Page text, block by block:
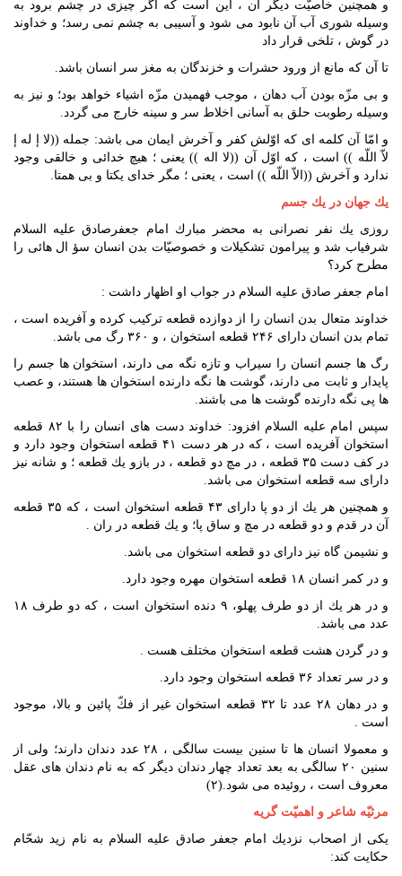
و همچنين خاصيّت ديگر آن ، اين است كه اگر چيزى در چشم برود به
وسيله شورى آب آن نابود مى شود و آسيبى به چشم نمى رسد؛ و خداوند
در گوش ، تلخى قرار داد
تا آن كه مانع از ورود حشرات و خزندگان به مغز سر انسان باشد.
و بى مزّه بودن آب دهان ، موجب فهميدن مزّه اشياء خواهد بود؛ و نيز به
وسيله رطوبت حلق به آسانى اخلاط سر و سينه خارج مى گردد.
و امّا آن كلمه اى كه اوّلش كفر و آخرش ايمان مى باشد: جمله ((لا إ له إ
لاّ اللّه )) است ، كه اوّل آن ((لا اله )) يعنى ؛ هيچ خدائى و خالقى وجود
ندارد و آخرش ((الاّ اللّه )) است ، يعنى ؛ مگر خداى يكتا و بى همتا.
يك جهان در يك جسم
روزى يك نفر نصرانى به محضر مبارك امام جعفرصادق عليه السلام
شرفياب شد و پيرامون تشكيلات و خصوصيّات بدن انسان سؤ ال هائى را
مطرح كرد؟
امام جعفر صادق عليه السلام در جواب او اظهار داشت :
خداوند متعال بدن انسان را از دوازده قطعه تركيب كرده و آفريده است ،
تمام بدن انسان داراى ۲۴۶ قطعه استخوان ، و ۳۶۰ رگ مى باشد.
رگ ها جسم انسان را سيراب و تازه نگه مى دارند، استخوان ها جسم را
پايدار و ثابت مى دارند، گوشت ها نگه دارنده استخوان ها هستند، و عصب
ها پى نگه دارنده گوشت ها مى باشند.
سپس امام عليه السلام افزود: خداوند دست هاى انسان را با ۸۲ قطعه
استخوان آفريده است ، كه در هر دست ۴۱ قطعه استخوان وجود دارد و
در كف دست ۳۵ قطعه ، در مچ دو قطعه ، در بازو يك قطعه ؛ و شانه نيز
داراى سه قطعه استخوان مى باشد.
و همچنين هر يك از دو پا داراى ۴۳ قطعه استخوان است ، كه ۳۵ قطعه
آن در قدم و دو قطعه در مچ و ساق پا؛ و يك قطعه در ران .
و نشيمن گاه نيز داراى دو قطعه استخوان مى باشد.
و در كمر انسان ۱۸ قطعه استخوان مهره وجود دارد.
و در هر يك از دو طرف پهلو، ۹ دنده استخوان است ، كه دو طرف ۱۸
عدد مى باشد.
و در گردن هشت قطعه استخوان مختلف هست .
و در سر تعداد ۳۶ قطعه استخوان وجود دارد.
و در دهان ۲۸ عدد تا ۳۲ قطعه استخوان غير از فكّ پائين و بالا، موجود
است .
و معمولا انسان ها تا سنين بيست سالگى ، ۲۸ عدد دندان دارند؛ ولى از
سنين ۲۰ سالگى به بعد تعداد چهار دندان ديگر كه به نام دندان هاى عقل
معروف است ، روئيده مى شود.(۲)
مرثيّه شاعر و اهميّت گريه
يكى از اصحاب نزديك امام جعفر صادق عليه السلام به نام زيد شحّام
حكايت كند: